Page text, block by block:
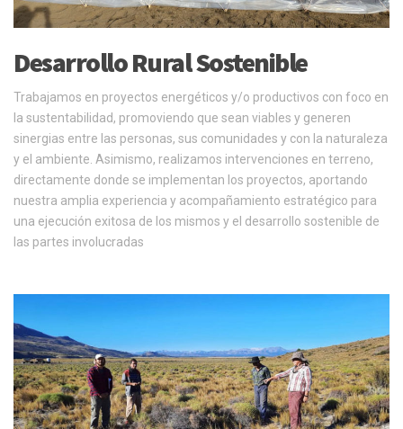
Desarrollo Rural Sostenible
Trabajamos en proyectos energéticos y/o productivos con foco en
la sustentabilidad, promoviendo que sean viables y generen
sinergias entre las personas, sus comunidades y con la naturaleza
y el ambiente. Asimismo, realizamos intervenciones en terreno,
directamente donde se implementan los proyectos, aportando
nuestra amplia experiencia y acompañamiento estratégico para
una ejecución exitosa de los mismos y el desarrollo sostenible de
las partes involucradas